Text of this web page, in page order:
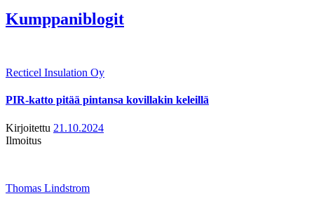
Kumppaniblogit
Recticel Insulation Oy
PIR-katto pitää pintansa kovillakin keleillä
Kirjoitettu 21.10.2024
Ilmoitus
Thomas Lindstrom